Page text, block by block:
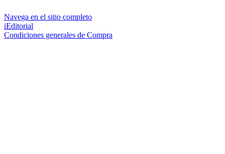
Navega en el sitio completo
iEditorial
Condiciones generales de Compra